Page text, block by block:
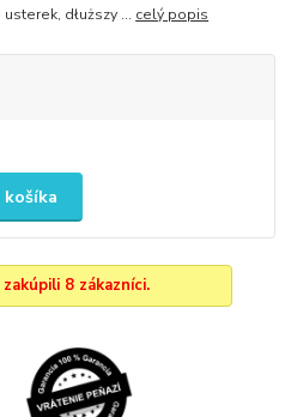
dłuższy ... celý popis
8 zákazníci.